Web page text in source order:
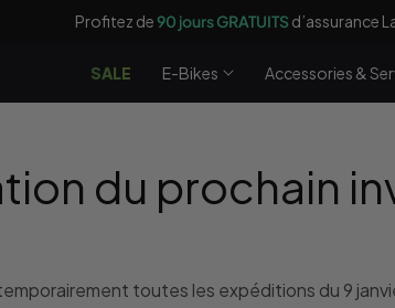
Profitez de90 jours GRATUITS d’assurance
SALE E-Bikes Accessories &
du prochain
toutes les expéditions du 9